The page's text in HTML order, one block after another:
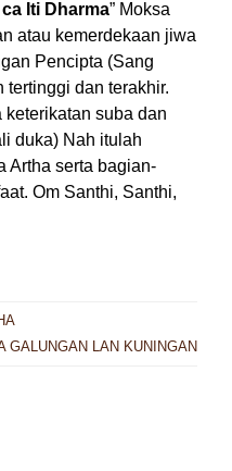
Iti Dharma” Moksa
atau kemerdekaan jiwa
Pencipta (Sang
tertinggi dan terakhir.
keterikatan suba dan
duka) Nah itulah
Artha serta bagian-
Om Santhi, Santhi,
GALUNGAN LAN KUNINGAN